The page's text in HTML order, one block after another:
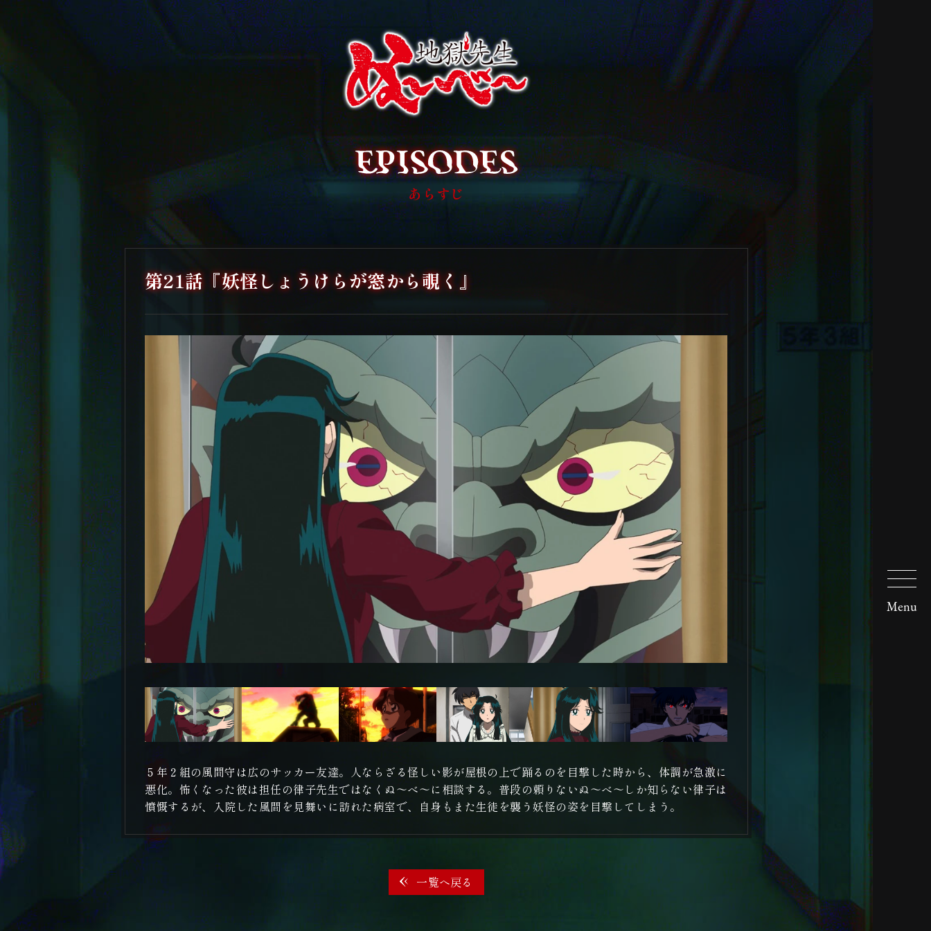
あらすじ
第21話『妖怪しょうけらが窓から覗く』
５年２組の風間守は広のサッカー友達。人ならざる怪しい影が屋根の上で踊るのを目撃した時から、体調が急激に
悪化。怖くなった彼は担任の律子先生ではなくぬ～べ～に相談する。普段の頼りないぬ～べ～しか知らない律子は
憤慨するが、入院した風間を見舞いに訪れた病室で、自身もまた生徒を襲う妖怪の姿を目撃してしまう。
一覧へ戻る